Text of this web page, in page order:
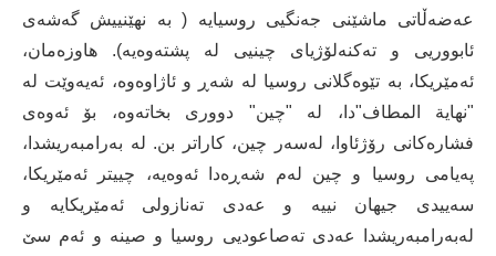
عەضەڵاتی ماشێنی جەنگیی روسیایە ( بە نهێنییش گەشەی
ئابووریی و تەکنەلۆژیای چینیی لە پشتەوەیە). هاوزەمان،
ئەمێریکا، بە تێوەگلانی روسیا لە شەڕ و ئاژاوەوە، ئەیەوێت لە
"نهایة المطاف"دا، لە "چین" دووری بخاتەوە، بۆ ئەوەی
فشارەکانی رۆژئاوا، لەسەر چین، کاراتر بن. لە بەرامبەریشدا،
پەیامی روسیا و چین لەم شەڕەدا ئەوەیە، چییتر ئەمێریکا،
سەییدی جیهان نییە و عەدی تەنازولی ئەمێریکایە و
لەبەرامبەریشدا عەدی تەصاعودیی روسیا و صینە و ئەم سێ